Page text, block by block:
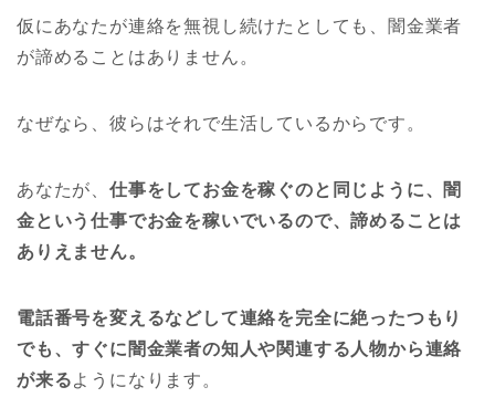
仮にあなたが連絡を無視し続けたとしても、闇金業者
が諦めることはありません。
なぜなら、彼らはそれで生活しているからです。
あなたが、 仕事をしてお金を稼ぐのと同じように、闇
金という仕事でお金を稼いでいるので、諦めることは
ありえません。
電話番号を変えるなどして連絡を完全に絶ったつもり
でも、すぐに闇金業者の知人や関連する人物から連絡
が来るようになります。